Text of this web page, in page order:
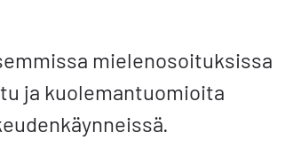
mielenosoituksissa
ja kuolemantuomioita